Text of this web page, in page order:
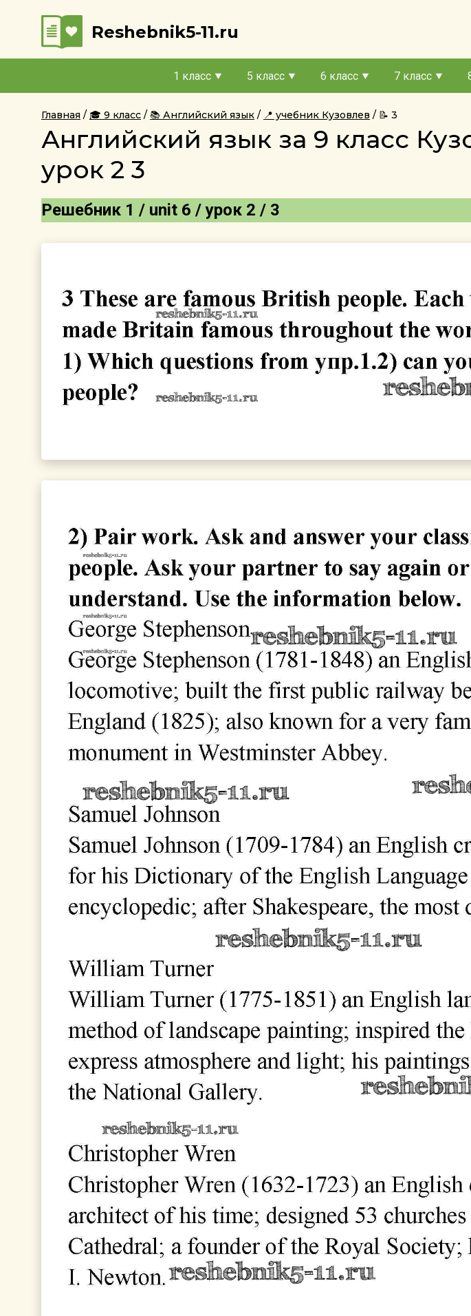
Reshebnik5-11.ru
1 класс 5 класс 6 класс 7 класс
Главная 🎓 9 класс 📚 Английский язык 📍 учебник Кузовлев 📝 3
Английский язык за 9 класс
урок 2 3
Решебник 1 / unit 6 / урок 2 / 3